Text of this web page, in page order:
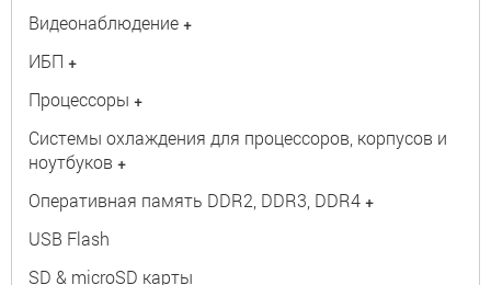
Видеонаблюдение +
ИБП +
Процессоры +
Системы охлаждения для процессоров, корпусов и
ноутбуков +
Оперативная память DDR2, DDR3, DDR4 +
USB Flash
SD & microSD карты